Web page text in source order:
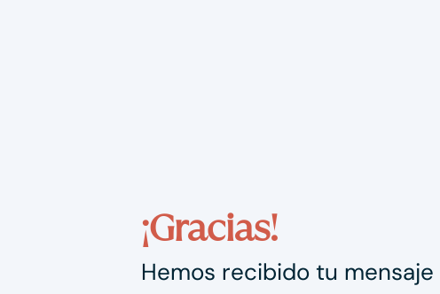
¡Gracias!
Hemos recibido tu mensaje